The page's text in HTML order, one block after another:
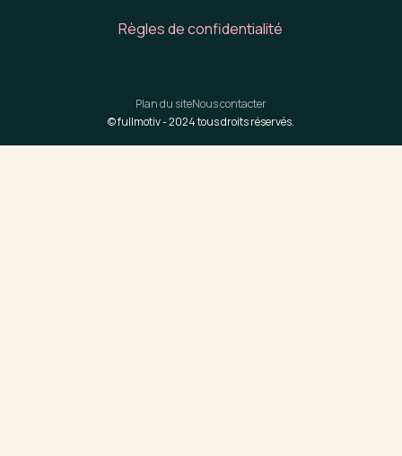
Règles de confidentialité
© fullmotiv -2024tous droits réservés.
Plan du siteNous contacter